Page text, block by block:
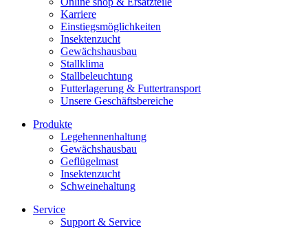
Karriere
Einstiegsmöglichkeiten
Insektenzucht
Gewächshausbau
Stallklima
Stallbeleuchtung
Futterlagerung & Futtertransport
Unsere Geschäftsbereiche
Produkte
Legehennenhaltung
Gewächshausbau
Geflügelmast
Insektenzucht
Schweinehaltung
Service
Support & Service